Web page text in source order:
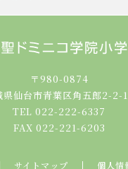
〒980-0874
県仙台市青葉区角五郎2-2-
TEL 022-222-6337
FAX 022-221-6203
サイトマップ 個人情